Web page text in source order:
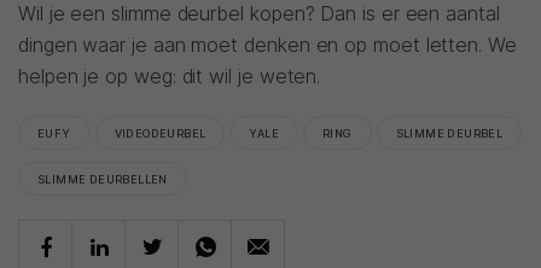
Wil je een slimme deurbel kopen? Dan is er een aantal
dingen waar je aan moet denken en op moet letten. We
helpen je op weg: dit wil je weten.
EUFY VIDEODEURBEL YALE RING SLIMME DEURBEL
SLIMME DEURBELLEN